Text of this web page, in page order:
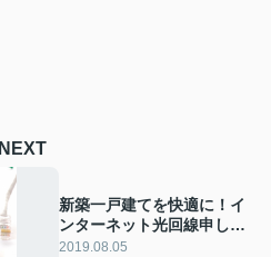
NEXT
新築一戸建てを快適に！イ
ンターネット光回線申し込
みのタイミングは？
2019.08.05